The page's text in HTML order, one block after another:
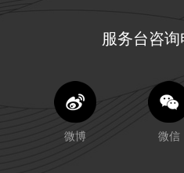
服务台咨
微博 微信